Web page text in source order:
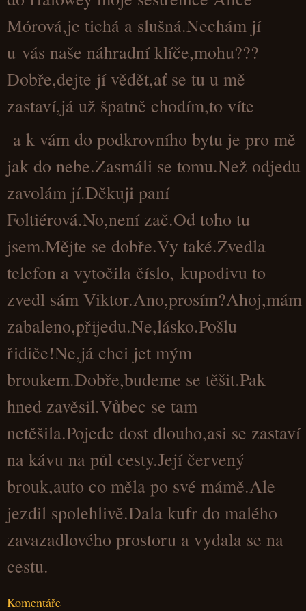
Mórová,je tichá a slušná.Nechám jí
u vás naše náhradní klíče,mohu???
Dobře,dejte jí vědět,ať se tu u mě
zastaví,já už špatně chodím,to víte
a k vám do podkrovního bytu je pro mě
jak do nebe.Zasmáli se tomu.Než odjedu
zavolám jí.Děkuji paní
Foltiérová.No,není zač.Od toho tu
jsem.Mějte se dobře.Vy také.Zvedla
telefon a vytočila číslo, kupodivu to
zvedl sám Viktor.Ano,prosím?Ahoj,mám
zabaleno,přijedu.Ne,lásko.Pošlu
řidiče!Ne,já chci jet mým
broukem.Dobře,budeme se těšit.Pak
hned zavěsil.Vůbec se tam
netěšila.Pojede dost dlouho,asi se zastaví
na kávu na půl cesty.Její červený
brouk,auto co měla po své mámě.Ale
jezdil spolehlivě.Dala kufr do malého
zavazadlového prostoru a vydala se na
cestu.
Komentáře